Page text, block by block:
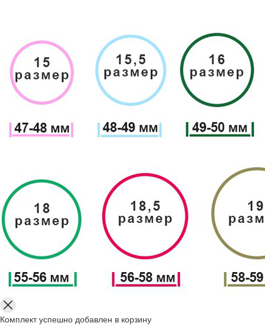
Комплект успешно добавлен в корзину